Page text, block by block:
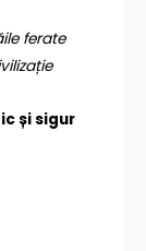
ferate
și sigur